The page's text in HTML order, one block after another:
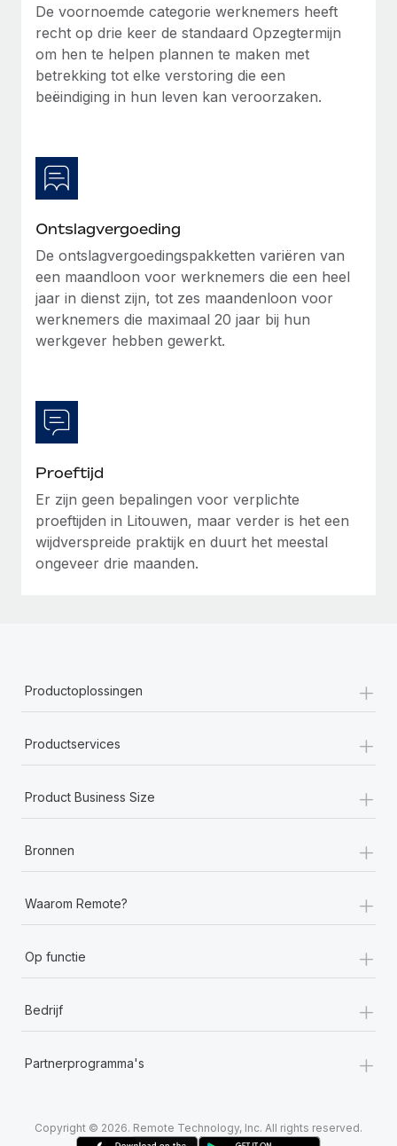
De voornoemde categorie werknemers heeft
recht op drie keer de standaard Opzegtermijn
om hen te helpen plannen te maken met
betrekking tot elke verstoring die een
beëindiging in hun leven kan veroorzaken.
Ontslagvergoeding
De ontslagvergoedingspakketten variëren van
een maandloon voor werknemers die een heel
jaar in dienst zijn, tot zes maandenloon voor
werknemers die maximaal 20 jaar bij hun
werkgever hebben gewerkt.
Proeftijd
Er zijn geen bepalingen voor verplichte
proeftijden in Litouwen, maar verder is het een
wijdverspreide praktijk en duurt het meestal
ongeveer drie maanden.
Productoplossingen +
Productservices +
Product Business Size +
Bronnen +
Waarom Remote? +
Op functie +
Bedrijf +
Partnerprogramma's +
Copyright © 2026. Remote Technology, Inc. All rights reserved.